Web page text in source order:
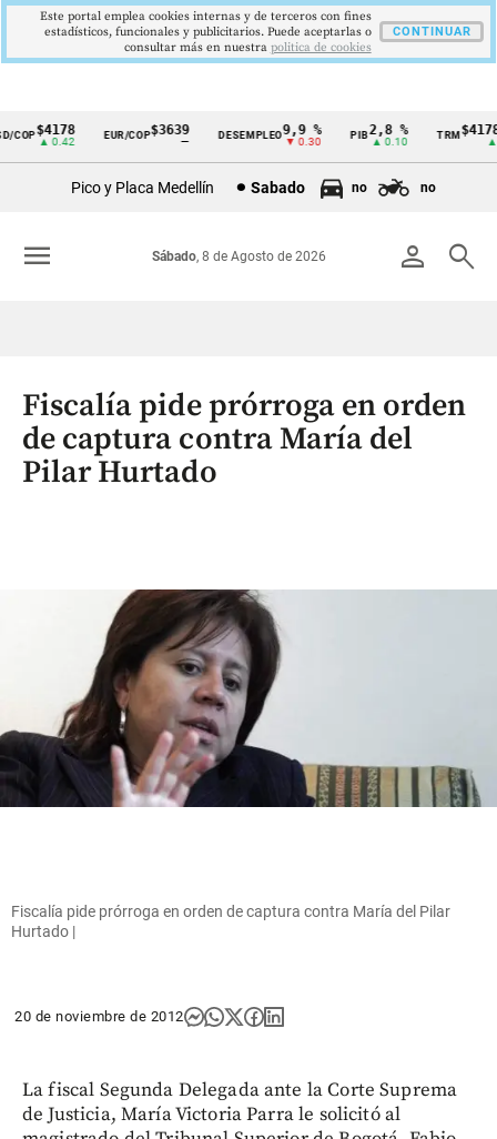
Cintillo
Colombia
$4178
▲ 0.42
EUR/COP$3639 DESEMPLEO 9,9 %
▼ 0.30
PIB2,8 %
▲ 0.10
TRM
▲
Pico y Placa Medellín Sabado no no
person search
Sábado, 8 de Agosto de 2026
menu
Fiscalía pide prórroga en orden
de captura contra María del
Pilar Hurtado
Fiscalía pide prórroga en orden de captura contra María del Pilar
Hurtado |
20 de noviembre de 2012
La fiscal Segunda Delegada ante la Corte Suprema
de Justicia, María Victoria Parra le solicitó al
Este portal emplea cookies internas y de terceros con fines
estadísticos, funcionales y publicitarios. Puede aceptarlas o
consultar más en nuestra politica de cookies
CONTINUAR